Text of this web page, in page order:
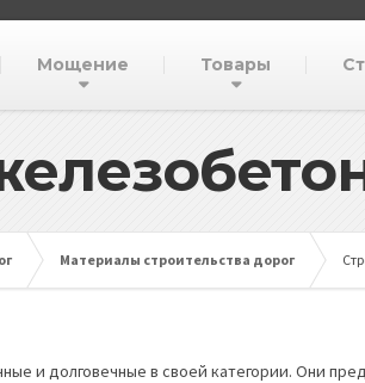
Мощение Товары
Материалы строительства дорог
и долговечные в своей категории. Они